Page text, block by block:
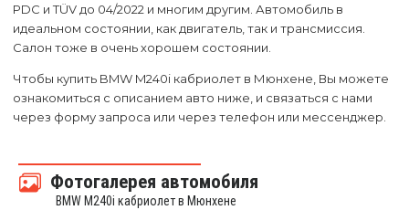
PDC и TÜV до 04/2022 и многим другим. Автомобиль в
идеальном состоянии, как двигатель, так и трансмиссия.
Салон тоже в очень хорошем состоянии.
Чтобы купить BMW M240i кабриолет в Мюнхене, Вы можете
ознакомиться с описанием авто ниже, и связаться с нами
через форму запроса или через телефон или мессенджер.
Фотогалерея автомобиля
BMW M240i кабриолет в Мюнхене